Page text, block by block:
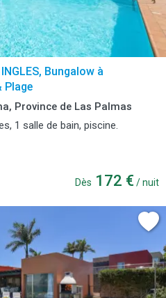
Bungalow à
Plage
Province de Las Palmas
1 salle de bain, piscine.
Dès 172 € / nuit